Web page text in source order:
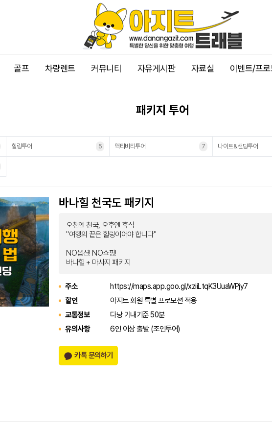
골프 차량렌트 커뮤니티 자유게시판 자료실 이벤트/프로
패키지 투어
힐링투어 5 액티비티투어 7 나이트&샌딩투어
바나힐 천국도 패키지
오천엔 천국, 오후엔 휴식
"여행의 끝은 힐링이어야 합니다"
NO옵션! NO쇼핑!
바나힐 + 마사지 패키지
주소
https://maps.app.goo.gl/xziiLtqK3UuaWPjy7
할인
아지트 회원 특별 프로모션 적용
교통정보
다낭 기내기준 50분
유의사항
6인 이상 출발 (조인투어)
카톡 문의하기